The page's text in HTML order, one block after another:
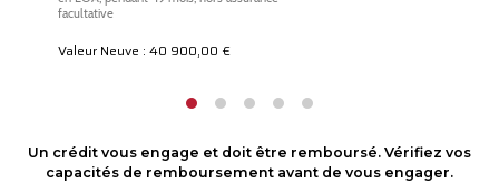
Valeur Neuve : 40 900,00 €
Un crédit vous engage et doit être remboursé. Vérifiez vos
capacités de remboursement avant de vous engager.